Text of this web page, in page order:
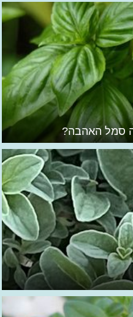
סמל האהבה?